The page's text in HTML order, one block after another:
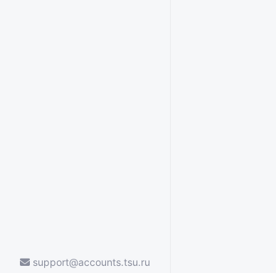
support@accounts.tsu.ru